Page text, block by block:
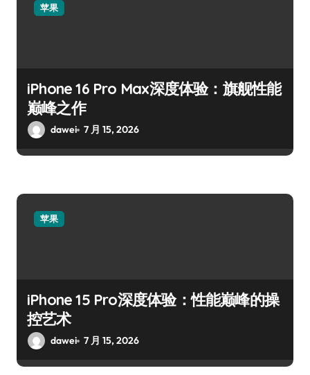
苹果
iPhone 16 Pro Max深度体验：旗舰性能
巅峰之作
dawei 7 月 15, 2026
苹果
iPhone 15 Pro深度体验：性能巅峰的操
控艺术
dawei 7 月 15, 2026